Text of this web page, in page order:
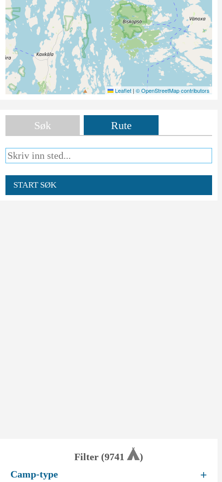
Leaflet | © OpenStreetMap contributors
Søk Rute
START SØK
Filter (9741
)
Camp-type
+